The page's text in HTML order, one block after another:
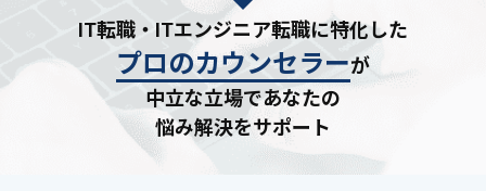
IT転職・ITエンジニア転職に特化した
プロのカウンセラーが
中立な立場であなたの
悩み解決をサポート